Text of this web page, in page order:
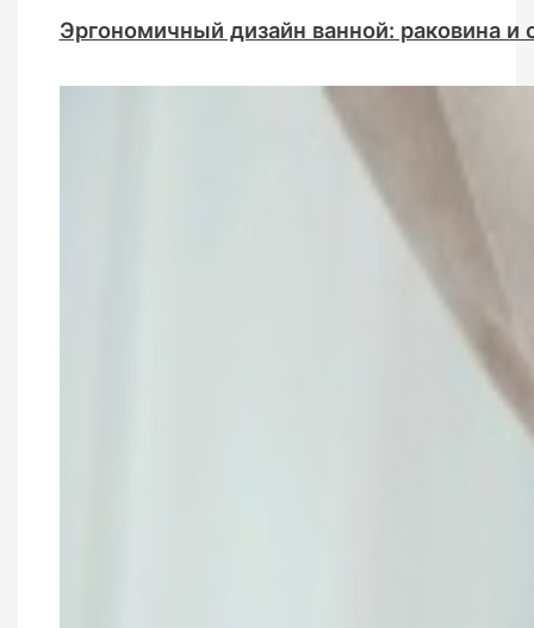
Эргономичный дизайн ванной: раковина